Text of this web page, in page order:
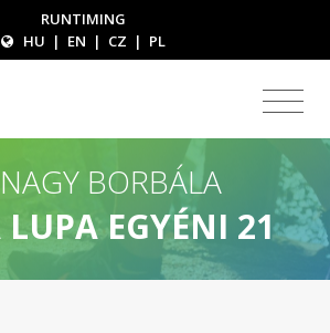
RUNTIMING
HU | EN | CZ | PL
BORBÁLA
LUPA EGYÉNI 21